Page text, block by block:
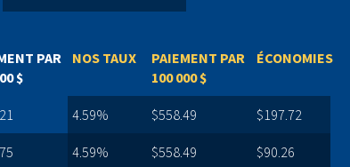
PAR
$
NOS TAUX
PAIEMENT PAR
100 000 $
ÉCONOMIES
4.59% $558.49 $197.72
4.59% $558.49 $90.26